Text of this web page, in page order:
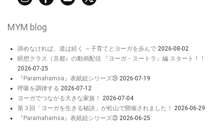
MYM blog
諦めなければ、道は続く ～子育てとヨーガを歩んで 2026-08-02
瞑想クラス（京都）の動画配信 『ヨーガ・スートラ』編 スタート！！
2026-07-25
『Paramahamsa』表紙絵シリーズ㉔ 2026-07-19
呼吸を調律する 2026-07-12
ヨーガでつながる大きな家族！
2026-07-04
第３回「ヨーガを生きる秘訣」が松山で開催されました！
2026-06-29
『Paramahamsa』表紙絵シリーズ㉓ 2026-06-25